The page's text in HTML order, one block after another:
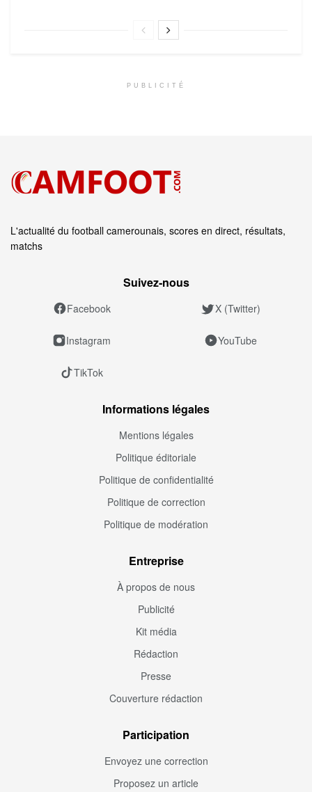
PUBLICITÉ
L'actualité du football camerounais, scores en direct, résultats,
matchs
Suivez‑nous
Facebook X (Twitter)
Instagram YouTube
TikTok
Informations légales
Mentions légales
Politique éditoriale
Politique de confidentialité
Politique de correction
Politique de modération
Entreprise
À propos de nous
Publicité
Kit média
Rédaction
Presse
Couverture rédaction
Participation
Envoyez une correction
Proposez un article